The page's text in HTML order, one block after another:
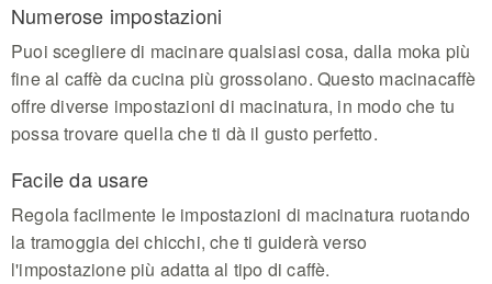
Numerose impostazioni
Puoi scegliere di macinare qualsiasi cosa, dalla moka più
fine al caffè da cucina più grossolano. Questo macinacaffè
offre diverse impostazioni di macinatura, in modo che tu
possa trovare quella che ti dà il gusto perfetto.
Facile da usare
Regola facilmente le impostazioni di macinatura ruotando
la tramoggia dei chicchi, che ti guiderà verso
l'impostazione più adatta al tipo di caffè.